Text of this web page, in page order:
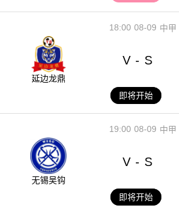
08-09
18:00 中甲
延边龙鼎
V - S
即将开始
08-09
19:00 中甲
无锡吴钩
V - S
即将开始